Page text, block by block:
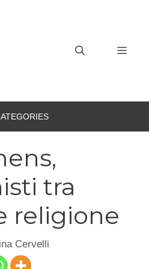
tra
religione
Cervelli